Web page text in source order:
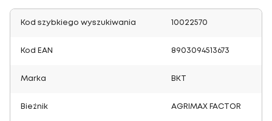
Kod szybkiego wyszukiwania 10022570
Kod EAN 8903094513673
Marka BKT
Bieżnik AGRIMAX FACTOR